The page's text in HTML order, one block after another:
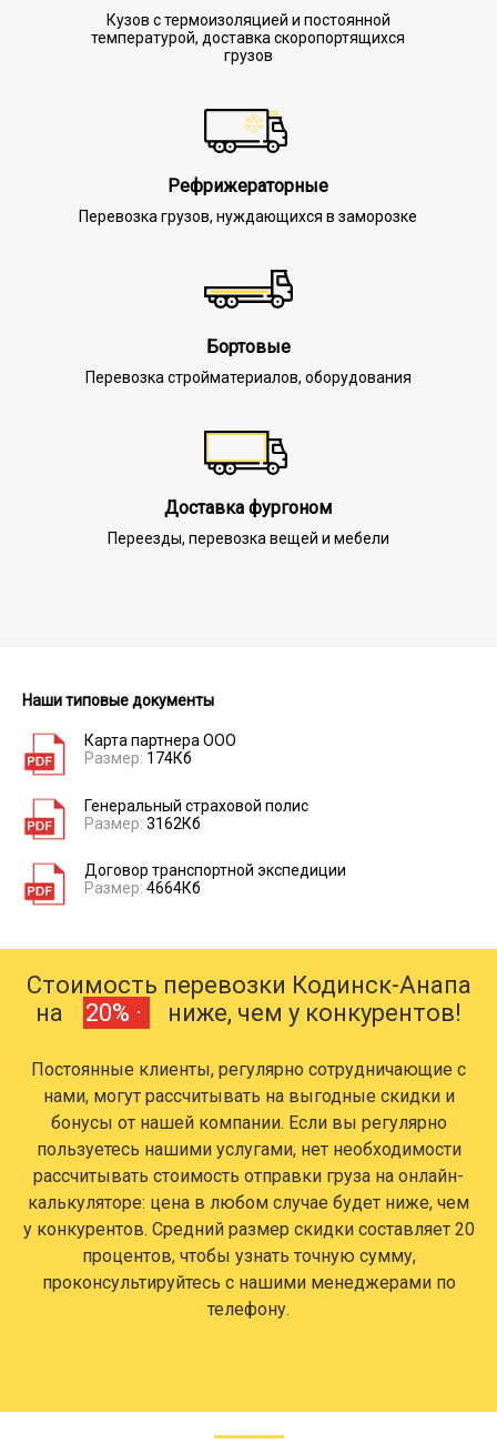
Кузов с термоизоляцией и постоянной
температурой, доставка скоропортящихся
грузов
Рефрижераторные
Перевозка грузов, нуждающихся в заморозке
Бортовые
Перевозка стройматериалов, оборудования
Доставка фургоном
Переезды, перевозка вещей и мебели
Наши типовые документы
Карта партнера ООО
Размер: 174Кб
Генеральный страховой полис
Размер: 3162Кб
Договор транспортной экспедиции
Размер: 4664Кб
Стоимость перевозки Кодинск-Анапа
на
20% · ниже, чем у конкурентов!
Постоянные клиенты, регулярно сотрудничающие с
нами, могут рассчитывать на выгодные скидки и
бонусы от нашей компании. Если вы регулярно
пользуетесь нашими услугами, нет необходимости
рассчитывать стоимость отправки груза на онлайн-
калькуляторе: цена в любом случае будет ниже, чем
у конкурентов. Средний размер скидки составляет 20
процентов, чтобы узнать точную сумму,
проконсультируйтесь с нашими менеджерами по
телефону.